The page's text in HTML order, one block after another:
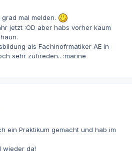
mal melden.
jetzt :OD aber habs vorher kaum
als Fachinofrmatiker AE in
sehr zufireden.. :marine
ein Praktikum gemacht und hab im
wieder da!